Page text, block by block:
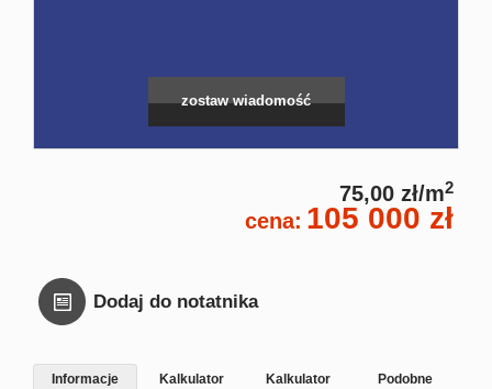
zostaw wiadomość
75,00 zł/m2
cena: 105 000 zł
Dodaj do notatnika
Informacje
Kalkulator
Kalkulator
Podobne